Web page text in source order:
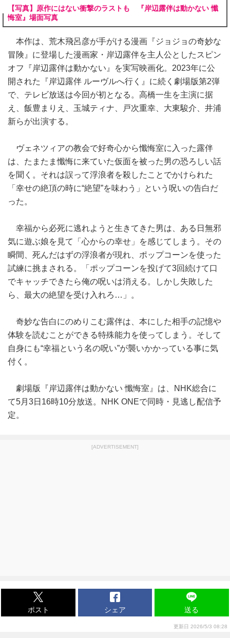
【写真】原作にはない衝撃のラストも 『岸辺露伴は動かない 懺
悔室』場面写真
本作は、荒木飛呂彦が手がける漫画『ジョジョの奇妙な
冒険』に登場した漫画家・岸辺露伴を主人公としたスピン
オフ『岸辺露伴は動かない』を実写映画化。2023年に公
開された『岸辺露伴 ルーヴルへ行く』に続く劇場版第2弾
で、テレビ放送は今回が初となる。高橋一生を主演に据
え、飯豊まりえ、玉城ティナ、戸次重幸、大東駿介、井浦
新らが出演する。
ヴェネツィアの教会で好奇心から懺悔室に入った露伴
は、たまたま懺悔に来ていた仮面を被った男の恐ろしい話
を聞く。それは誤って浮浪者を殺したことでかけられた
「幸せの絶頂の時に“絶望”を味わう」という呪いの告白だ
った。
幸福から必死に逃れようと生きてきた男は、ある日無邪
気に遊ぶ娘を見て「心からの幸せ」を感じてしまう。その
瞬間、死んだはずの浮浪者が現れ、ポップコーンを使った
試練に挑まされる。「ポップコーンを投げて3回続けて口
でキャッチできたら俺の呪いは消える。しかし失敗した
ら、最大の絶望を受け入れろ…」。
奇妙な告白にのめりこむ露伴は、本にした相手の記憶や
体験を読むことができる特殊能力を使ってしまう。そして
自身にも“幸福という名の呪い”が襲いかかっている事に気
付く。
劇場版『岸辺露伴は動かない 懺悔室』は、NHK総合に
て5月3日16時10分放送。NHK ONEで同時・見逃し配信予
定。
[ADVERTISEMENT]
ポスト シェア 送る
更新日 2026/5/3 08:28